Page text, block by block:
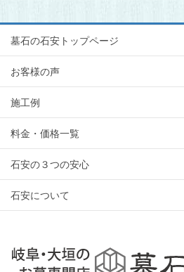
墓石の石安トップページ
お客様の声
施工例
料金・価格一覧
石安の３つの安心
石安について